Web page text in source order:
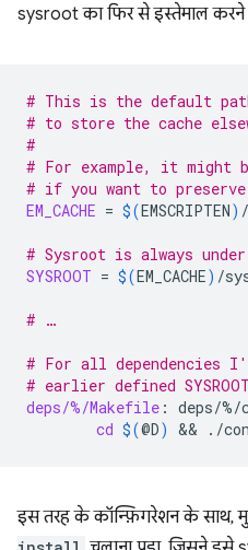
sysroot का फिर से इस्तेमाल करने
# This is the default
# to store the cache
#
# For example, it might
# if you want to preserve
EM_CACHE = $(EMSCRIPTEN)
# Sysroot is always
SYSROOT = $(EM_CACHE) /
# …
# For all dependencies
# earlier defined
deps/%/Makefile : deps/%/
cd $(@D) && ./
इस तरह के कॉन्फ़िगरेशन के साथ,